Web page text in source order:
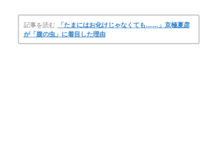
記事を読む
「たまにはお化けじゃなくても……」京極夏彦
が「腹の虫」に着目した理由